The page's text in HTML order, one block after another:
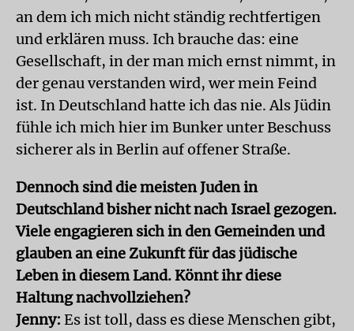
an dem ich mich nicht ständig rechtfertigen
und erklären muss. Ich brauche das: eine
Gesellschaft, in der man mich ernst nimmt, in
der genau verstanden wird, wer mein Feind
ist. In Deutschland hatte ich das nie. Als Jüdin
fühle ich mich hier im Bunker unter Beschuss
sicherer als in Berlin auf offener Straße.
Dennoch sind die meisten Juden in
Deutschland bisher nicht nach Israel gezogen.
Viele engagieren sich in den Gemeinden und
glauben an eine Zukunft für das jüdische
Leben in diesem Land. Könnt ihr diese
Haltung nachvollziehen?
Jenny: Es ist toll, dass es diese Menschen gibt,